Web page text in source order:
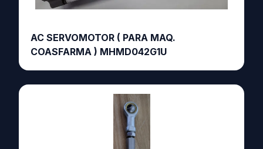
AC SERVOMOTOR ( PARA MAQ.
COASFARMA ) MHMD042G1U